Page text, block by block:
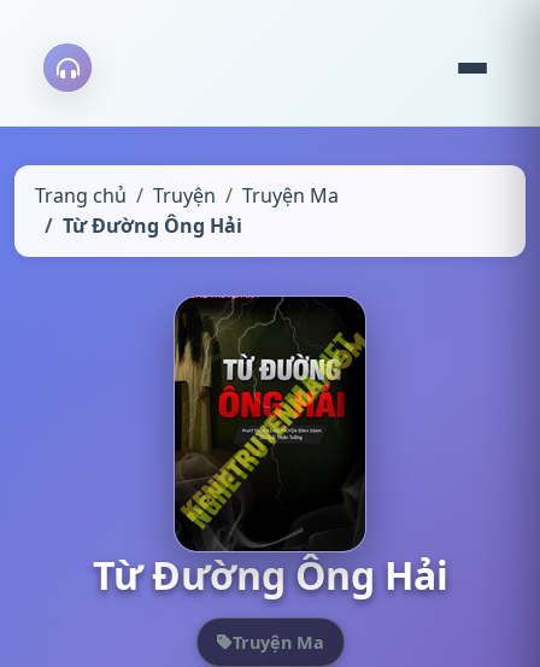
Trang chủ Truyện
Truyện Ma
Từ Đường Ông Hải
Từ Đường Ông Hải
Truyện Ma